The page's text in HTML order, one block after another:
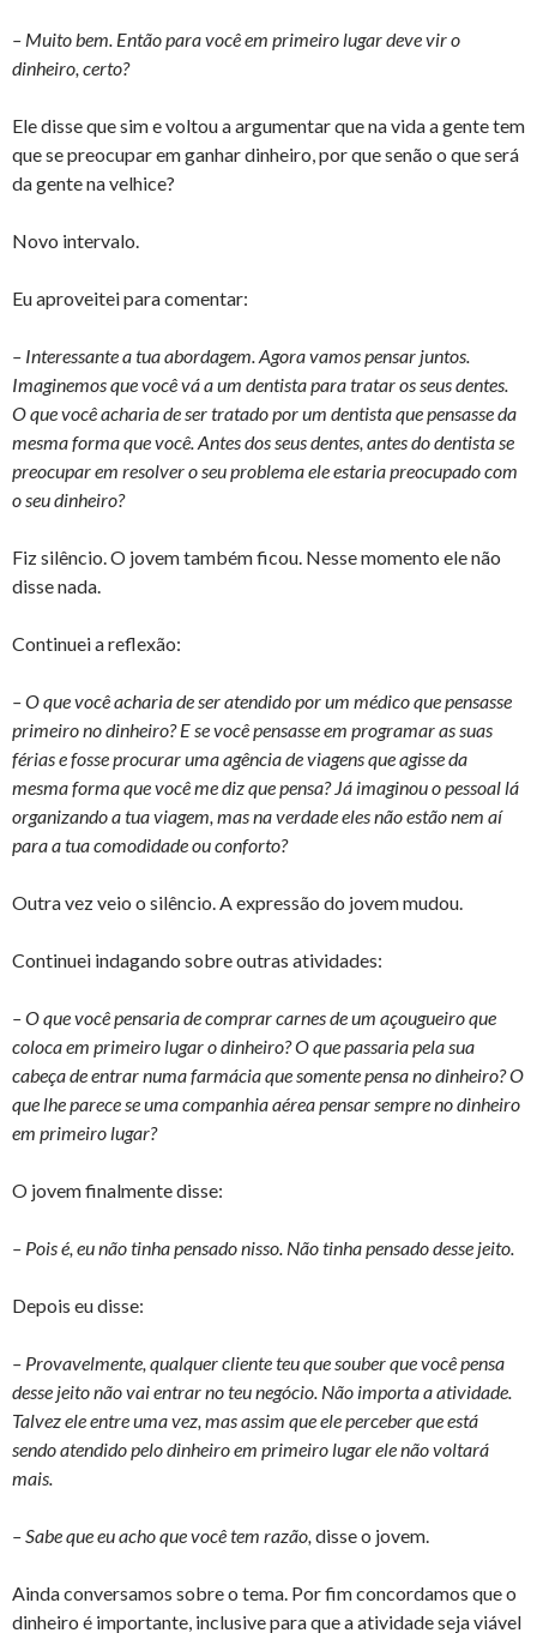
– Muito bem. Então para você em primeiro lugar deve vir o
dinheiro, certo?
Ele disse que sim e voltou a argumentar que na vida a gente tem
que se preocupar em ganhar dinheiro, por que senão o que será
da gente na velhice?
Novo intervalo.
Eu aproveitei para comentar:
– Interessante a tua abordagem. Agora vamos pensar juntos.
Imaginemos que você vá a um dentista para tratar os seus dentes.
O que você acharia de ser tratado por um dentista que pensasse da
mesma forma que você. Antes dos seus dentes, antes do dentista se
preocupar em resolver o seu problema ele estaria preocupado com
o seu dinheiro?
Fiz silêncio. O jovem também ficou. Nesse momento ele não
disse nada.
Continuei a reflexão:
– O que você acharia de ser atendido por um médico que pensasse
primeiro no dinheiro? E se você pensasse em programar as suas
férias e fosse procurar uma agência de viagens que agisse da
mesma forma que você me diz que pensa? Já imaginou o pessoal lá
organizando a tua viagem, mas na verdade eles não estão nem aí
para a tua comodidade ou conforto?
Outra vez veio o silêncio. A expressão do jovem mudou.
Continuei indagando sobre outras atividades:
– O que você pensaria de comprar carnes de um açougueiro que
coloca em primeiro lugar o dinheiro? O que passaria pela sua
cabeça de entrar numa farmácia que somente pensa no dinheiro? O
que lhe parece se uma companhia aérea pensar sempre no dinheiro
em primeiro lugar?
O jovem finalmente disse:
– Pois é, eu não tinha pensado nisso. Não tinha pensado desse jeito.
Depois eu disse:
– Provavelmente, qualquer cliente teu que souber que você pensa
desse jeito não vai entrar no teu negócio. Não importa a atividade.
Talvez ele entre uma vez, mas assim que ele perceber que está
sendo atendido pelo dinheiro em primeiro lugar ele não voltará
mais.
– Sabe que eu acho que você tem razão, disse o jovem.
Ainda conversamos sobre o tema. Por fim concordamos que o
dinheiro é importante, inclusive para que a atividade seja viável